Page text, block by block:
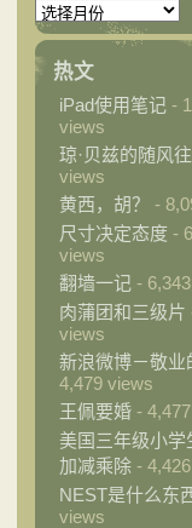
热文
iPad使用笔记 -
views
琼·贝兹的随风
views
黄西，胡？
-
尺寸决定态度 -
views
翻墙一记 -
肉蒲团和三级片
views
新浪微博－敬业
4,479 views
王佩要婚 -
美国三年级小学
加减乘除 -
NEST是什么东
views